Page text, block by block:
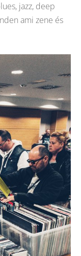
jazz, deep
ami zene és